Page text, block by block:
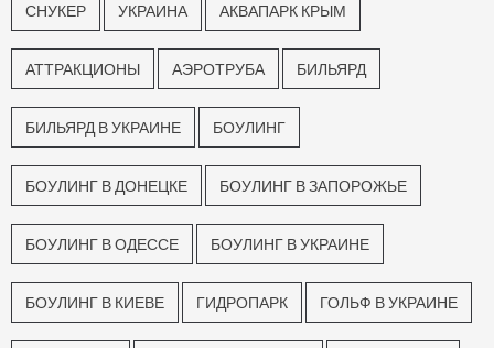
СНУКЕР УКРАИНА АКВАПАРК КРЫМ
АТТРАКЦИОНЫ АЭРОТРУБА БИЛЬЯРД
БИЛЬЯРД В УКРАИНЕ БОУЛИНГ
БОУЛИНГ В ДОНЕЦКЕ БОУЛИНГ В ЗАПОРОЖЬЕ
БОУЛИНГ В ОДЕССЕ БОУЛИНГ В УКРАИНЕ
БОУЛИНГ В КИЕВЕ ГИДРОПАРК ГОЛЬФ В УКРАИНЕ